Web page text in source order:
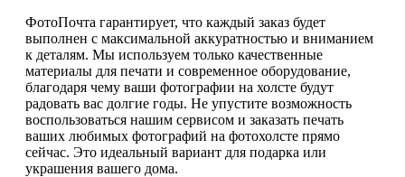
ФотоПочта гарантирует, что каждый заказ будет
выполнен с максимальной аккуратностью и вниманием
к деталям. Мы используем только качественные
материалы для печати и современное оборудование,
благодаря чему ваши фотографии на холсте будут
радовать вас долгие годы. Не упустите возможность
воспользоваться нашим сервисом и заказать печать
ваших любимых фотографий на фотохолсте прямо
сейчас. Это идеальный вариант для подарка или
украшения вашего дома.